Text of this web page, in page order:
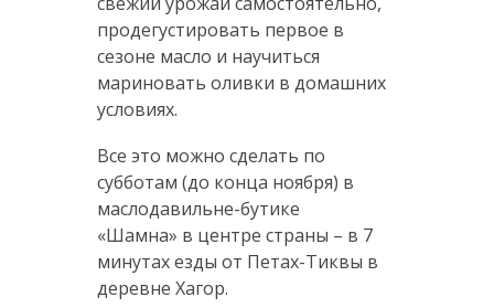
продегустировать первое в
сезоне масло и научиться
мариновать оливки в домашних
условиях.
Все это можно сделать по
субботам (до конца ноября) в
маслодавильне-бутике
«Шамна» в центре страны – в 7
минутах езды от Петах-Тиквы в
деревне Хагор.